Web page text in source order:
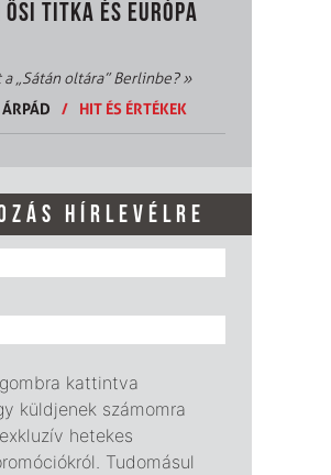
ŐSI TITKA ÉS EURÓPA
„Sátán oltára” Berlinbe?»
/ HIT ÉS ÉRTÉKEK
HÍRLEVÉLRE
kattintva
küldjenek számomra
hetekes
Tudomásul